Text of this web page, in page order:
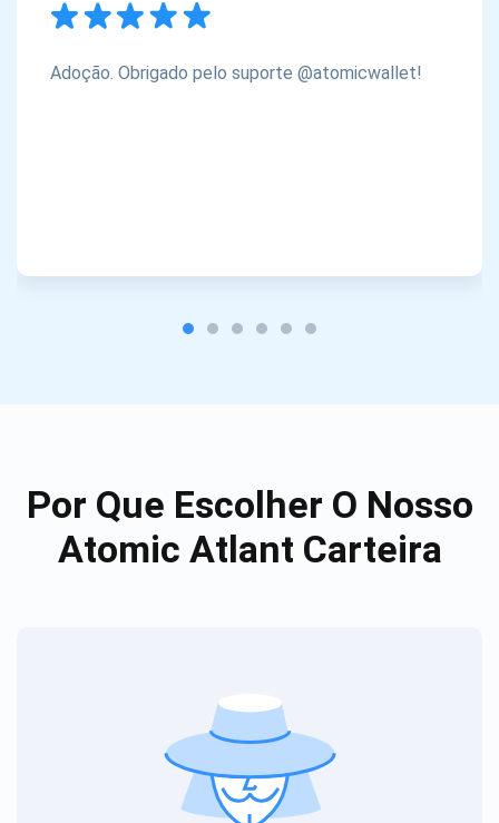
Adoção. Obrigado pelo suporte @atomicwallet!
Por Que Escolher O Nosso
Atomic Atlant Carteira